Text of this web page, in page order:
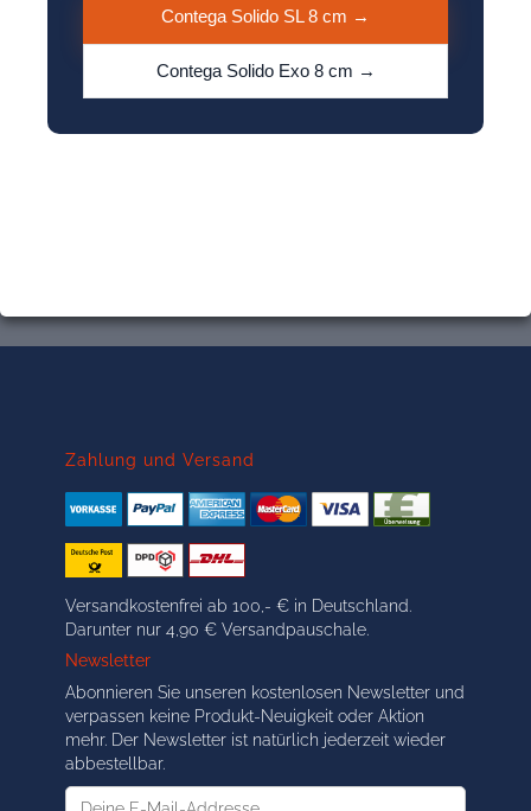
Contega Solido SL 8 cm →
Contega Solido Exo 8 cm →
Zahlung und Versand
Versandkostenfrei ab 100,- € in Deutschland.
Darunter nur 4,90 € Versandpauschale.
Newsletter
Abonnieren Sie unseren kostenlosen Newsletter und
verpassen keine Produkt-Neuigkeit oder Aktion
mehr. Der Newsletter ist natürlich jederzeit wieder
abbestellbar.
Deine